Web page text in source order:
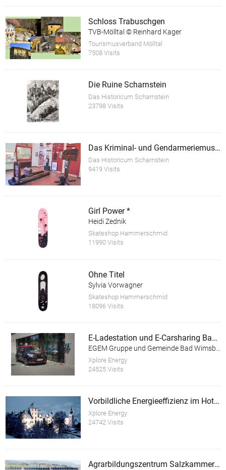
Schloss Trabuschgen
TVB-Mölltal © Reinhard Kager
Tourismusverband Mölltal
7508 Visits
Die Ruine Scharnstein
Das Historicum Scharnstein
23798 Visits
Das Kriminal- und Gendarmeriemuseum im Schloss Scharnstein
Das Historicum Scharnstein
9419 Visits
Girl Power *
Heidi Zednik
Skateshop Hammerschmid
11990 Visits
Ohne Titel
Sylvia Vorwagner
Skateshop Hammerschmid
18096 Visits
E-Ladestation und E-Carsharing Bad Wimsbach-Neydharting
Xplore Energy
24525 Visits
Vorbildliche Energieeffizienz im Hotel Schloss Thannegg
Xplore Energy
24742 Visits
Agrarbildungszentrum Salzkammergut